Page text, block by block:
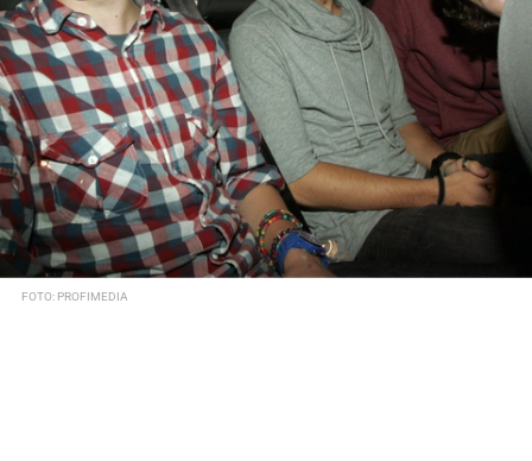
FOTO: PROFIMEDIA